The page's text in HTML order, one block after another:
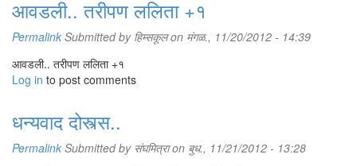
आवडली.. तरीपण ललिता +१
Permalink Submitted by हिम्सकूलon मंगळ., 11/20/2012 - 14:39
आवडली.. तरीपण ललिता +१
Log in to post comments
धन्यवाद दोस्त्स..
Permalink Submitted by संघमित्राon बुध., 11/21/2012 - 13:28